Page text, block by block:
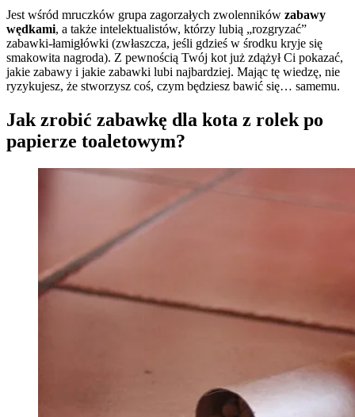
Jest wśród mruczków grupa zagorzałych zwolenników zabawy
wędkami, a także intelektualistów, którzy lubią „rozgryzać”
zabawki-łamigłówki (zwłaszcza, jeśli gdzieś w środku kryje się
smakowita nagroda). Z pewnością Twój kot już zdążył Ci pokazać,
jakie zabawy i jakie zabawki lubi najbardziej. Mając tę wiedzę, nie
ryzykujesz, że stworzysz coś, czym będziesz bawić się… samemu.
Jak zrobić zabawkę dla kota z rolek po
papierze toaletowym?